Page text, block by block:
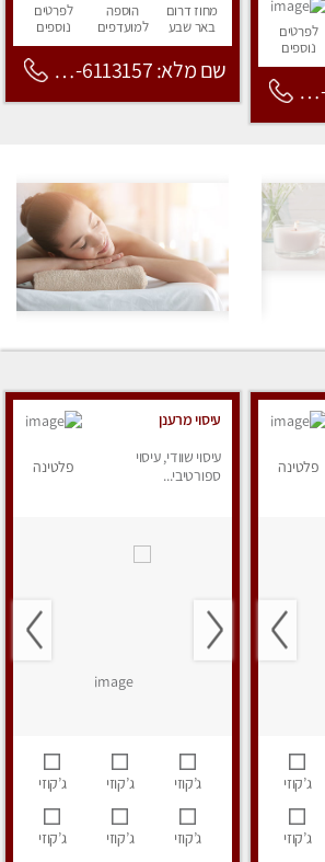
לפרטים
נוספים
שם מלא: 053-6113157
מחוז דרום
באר שבע
הוספה
למועדפים
לפרטים
נוספים
שם מלא: 053-6113157
פלטינה
ג’קוזי
ג’קוזי
עיסוי מרענן
עיסוי שוודי, עיסוי
ספורטיבי...
פלטינה
ג’קוזי ג’קוזי ג’קוזי
ג’קוזי ג’קוזי ג’קוזי